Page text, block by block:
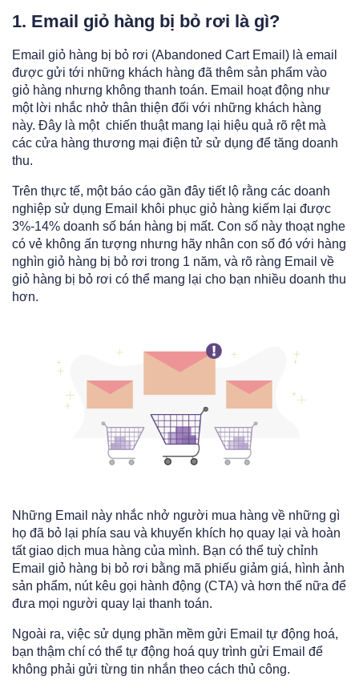
1. Email giỏ hàng bị bỏ rơi là gì?
Email giỏ hàng bị bỏ rơi (Abandoned Cart Email) là email
được gửi tới những khách hàng đã thêm sản phẩm vào
giỏ hàng nhưng không thanh toán. Email hoạt động như
một lời nhắc nhở thân thiện đối với những khách hàng
này. Đây là một chiến thuật mang lại hiệu quả rõ rệt mà
các cửa hàng thương mại điện tử sử dụng để tăng doanh
thu.
Trên thực tế, một báo cáo gần đây tiết lộ rằng các doanh
nghiệp sử dụng Email khôi phục giỏ hàng kiếm lại được
3%-14% doanh số bán hàng bị mất. Con số này thoạt nghe
có vẻ không ấn tượng nhưng hãy nhân con số đó với hàng
nghìn giỏ hàng bị bỏ rơi trong 1 năm, và rõ ràng Email về
giỏ hàng bị bỏ rơi có thể mang lại cho bạn nhiều doanh thu
hơn.
Những Email này nhắc nhở người mua hàng về những gì
họ đã bỏ lại phía sau và khuyến khích họ quay lại và hoàn
tất giao dịch mua hàng của mình. Bạn có thể tuỳ chỉnh
Email giỏ hàng bị bỏ rơi bằng mã phiếu giảm giá, hình ảnh
sản phẩm, nút kêu gọi hành động (CTA) và hơn thế nữa để
đưa mọi người quay lại thanh toán.
Ngoài ra, việc sử dụng phần mềm gửi Email tự động hoá,
bạn thậm chí có thể tự động hoá quy trình gửi Email để
không phải gửi từng tin nhắn theo cách thủ công.